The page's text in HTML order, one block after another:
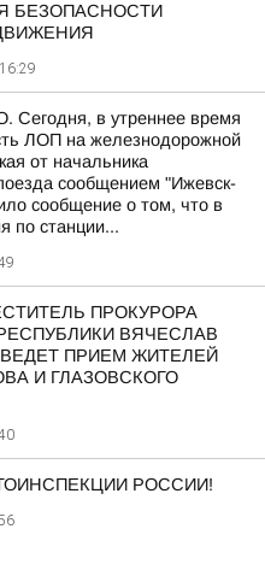
БЕЗОПАСНОСТИ
в утреннее время
ЛОП на железнодорожной
от начальника
сообщением "Ижевск-
сообщение о том, что в
по станции...
ПРОКУРОРА
ВЯЧЕСЛАВ
ПРИЕМ ЖИТЕЛЕЙ
И ГЛАЗОВСКОГО
РОССИИ!